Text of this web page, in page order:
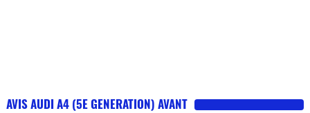
AVIS AUDI A4 (5E GENERATION) AVANT